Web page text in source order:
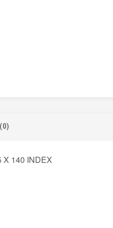
X 140 INDEX